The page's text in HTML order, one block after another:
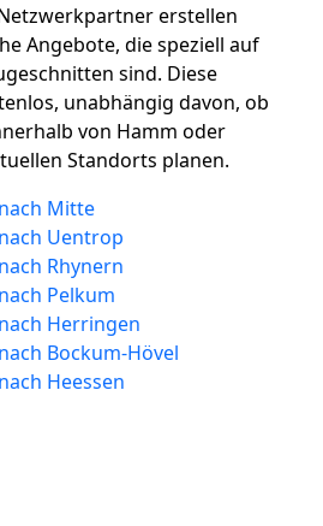
erstellen
Angebote, die speziell auf
sind. Diese
unabhängig davon, ob
von Hamm oder
Standorts planen.
Mitte
Uentrop
Rhynern
Pelkum
Herringen
Bockum-Hövel
Heessen